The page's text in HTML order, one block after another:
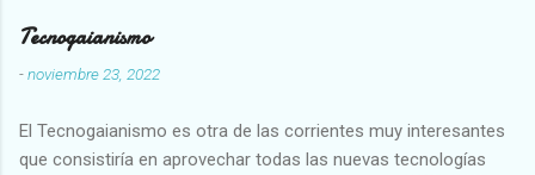
Tecnogaianismo
-noviembre 23, 2022
El Tecnogaianismo es otra de las corrientes muy interesantes
que consistiría en aprovechar todas las nuevas tecnologías